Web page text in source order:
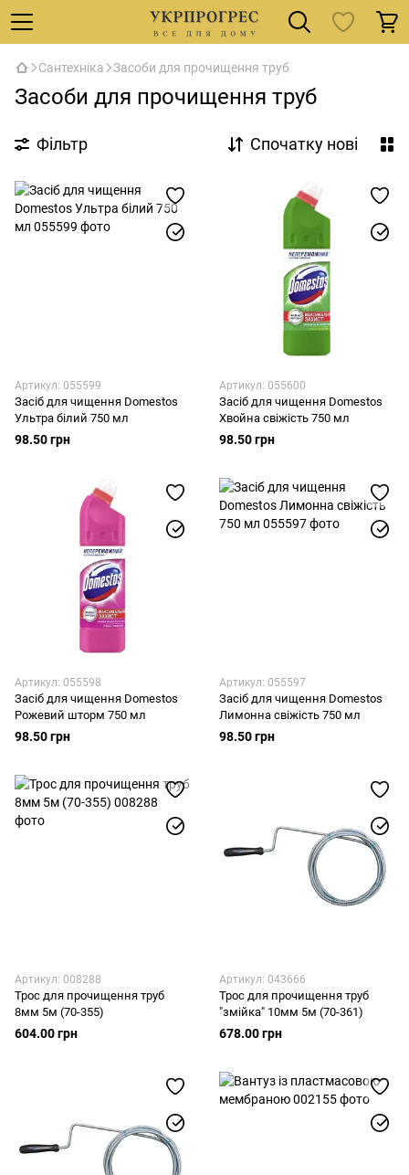
Сантехніка Засоби для прочищення труб
Засоби для прочищення труб
Фільтр Спочатку нові
Артикул: 055599
Засіб для чищення Domestos
Ультра білий 750 мл
98.50 грн
Артикул: 055600
Засіб для чищення Domestos
Хвойна свіжість 750 мл
98.50 грн
Артикул: 055598
Засіб для чищення Domestos
Рожевий шторм 750 мл
98.50 грн
Артикул: 055597
Засіб для чищення Domestos
Лимонна свіжість 750 мл
98.50 грн
Артикул: 008288
Трос для прочищення труб
8мм 5м (70-355)
604.00 грн
Артикул: 043666
Трос для прочищення труб
"змійка" 10мм 5м (70-361)
678.00 грн